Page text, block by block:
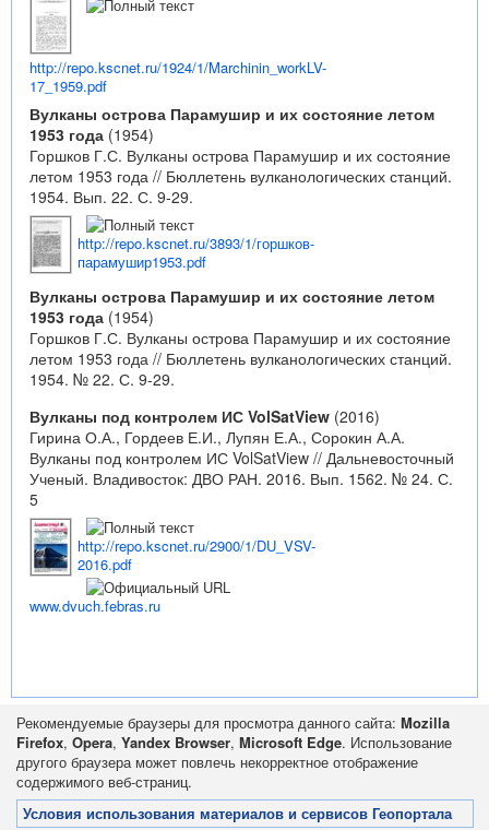
http://repo.kscnet.ru/1924/1/Marchinin_workLV-
17_1959.pdf
Вулканы острова Парамушир и их состояние летом
1953 года (1954)
Горшков Г.С. Вулканы острова Парамушир и их состояние
летом 1953 года // Бюллетень вулканологических станций.
1954. Вып. 22. С. 9-29.
http://repo.kscnet.ru/3893/1/горшков-
парамушир1953.pdf
Вулканы острова Парамушир и их состояние летом
1953 года (1954)
Горшков Г.С. Вулканы острова Парамушир и их состояние
летом 1953 года // Бюллетень вулканологических станций.
1954. № 22. С. 9-29.
Вулканы под контролем ИС VolSatView (2016)
Гирина О.А., Гордеев Е.И., Лупян Е.А., Сорокин А.А.
Вулканы под контролем ИС VolSatView // Дальневосточный
Ученый. Владивосток: ДВО РАН. 2016. Вып. 1562. № 24. С.
5
http://repo.kscnet.ru/2900/1/DU_VSV-
2016.pdf
www.dvuch.febras.ru
Рекомендуемые браузеры для просмотра данного сайта: Mozilla
Firefox, Opera, Yandex Browser, Microsoft Edge. Использование
другого браузера может повлечь некорректное отображение
содержимого веб-страниц.
Условия использования материалов и сервисов Геопортала